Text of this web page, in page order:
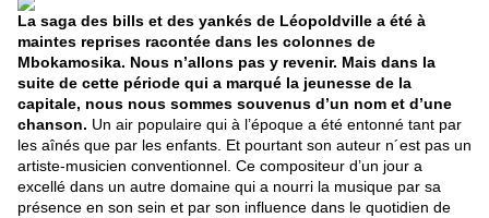
La saga des bills et des yankés de Léopoldville a été à
maintes reprises racontée dans les colonnes de
Mbokamosika. Nous n’allons pas y revenir. Mais dans la
suite de cette période qui a marqué la jeunesse de la
capitale, nous nous sommes souvenus d’un nom et d’une
chanson. Un air populaire qui à l’époque a été entonné tant par
les aînés que par les enfants. Et pourtant son auteur n´est pas un
artiste-musicien conventionnel. Ce compositeur d’un jour a
excellé dans un autre domaine qui a nourri la musique par sa
présence en son sein et par son influence dans le quotidien de